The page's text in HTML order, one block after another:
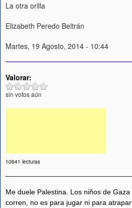
La otra orilla
Elizabeth Peredo Beltrán
Martes, 19 Agosto, 2014 - 10:44
Valorar:
sin votos aún
10641 lecturas
Me duele Palestina. Los niños de Gaza
corren, no es para jugar ni para atrapar